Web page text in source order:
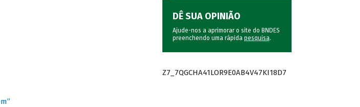
DÊ SUA OPINIÃO
Ajude-nos a aprimorar o site do BNDES
preenchendo uma rápida pesquisa.
Z7_7QGCHA41LOR9E0AB4V47KI18D7